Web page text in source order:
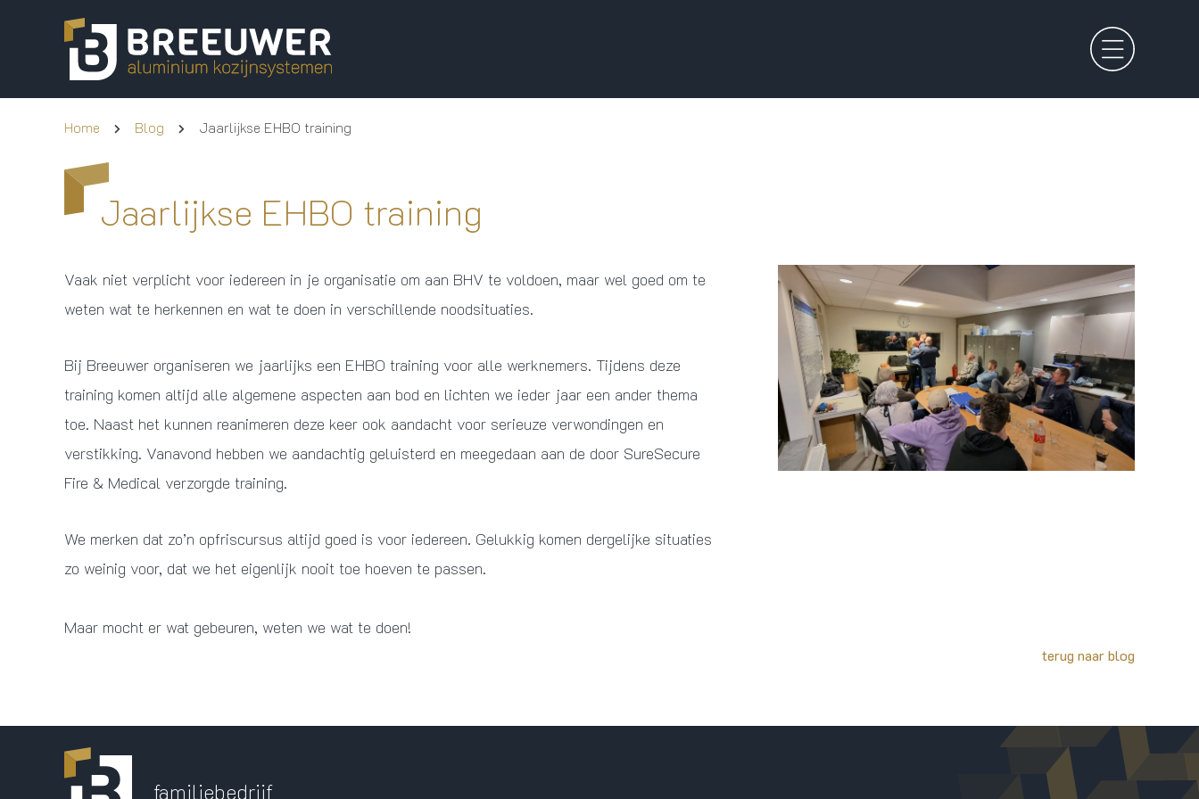
Home Blog Jaarlijkse EHBO training
Jaarlijkse EHBO training
Vaak niet verplicht voor iedereen in je organisatie om aan BHV te voldoen, maar wel goed om te
weten wat te herkennen en wat te doen in verschillende noodsituaties.
Bij Breeuwer organiseren we jaarlijks een EHBO training voor alle werknemers. Tijdens deze
training komen altijd alle algemene aspecten aan bod en lichten we ieder jaar een ander thema
toe. Naast het kunnen reanimeren deze keer ook aandacht voor serieuze verwondingen en
verstikking. Vanavond hebben we aandachtig geluisterd en meegedaan aan de door SureSecure
Fire & Medical verzorgde training.
We merken dat zo’n opfriscursus altijd goed is voor iedereen. Gelukkig komen dergelijke situaties
zo weinig voor, dat we het eigenlijk nooit toe hoeven te passen.
Maar mocht er wat gebeuren, weten we wat te doen!
terug naar blog
familiebedrijf